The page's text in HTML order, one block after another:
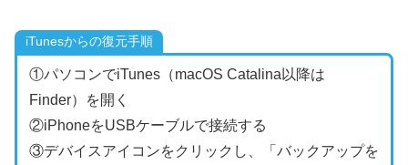
iTunesからの復元手順
①パソコンでiTunes（macOS Catalina以降は
Finder）を開く
②iPhoneをUSBケーブルで接続する
③デバイスアイコンをクリックし、「バックアップを